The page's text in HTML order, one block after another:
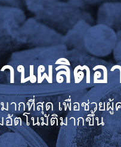
นผลิตอ
ที่สุด เพื่อช่วยผู้
อัตโนมัติมากขึ้น